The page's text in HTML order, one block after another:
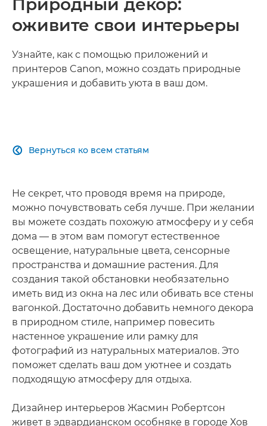
Природный декор:
оживите свои интерьеры
Узнайте, как с помощью приложений и
принтеров Canon, можно создать природные
украшения и добавить уюта в ваш дом.
Вернуться ко всем статьям

Не секрет, что проводя время на природе,
можно почувствовать себя лучше. При желании
вы можете создать похожую атмосферу и у себя
дома — в этом вам помогут естественное
освещение, натуральные цвета, сенсорные
пространства и домашние растения. Для
создания такой обстановки необязательно
иметь вид из окна на лес или обивать все стены
вагонкой. Достаточно добавить немного декора
в природном стиле, например повесить
настенное украшение или рамку для
фотографий из натуральных материалов. Это
поможет сделать ваш дом уютнее и создать
подходящую атмосферу для отдыха.
Дизайнер интерьеров Жасмин Робертсон
живет в эдвардианском особняке в городе Хов